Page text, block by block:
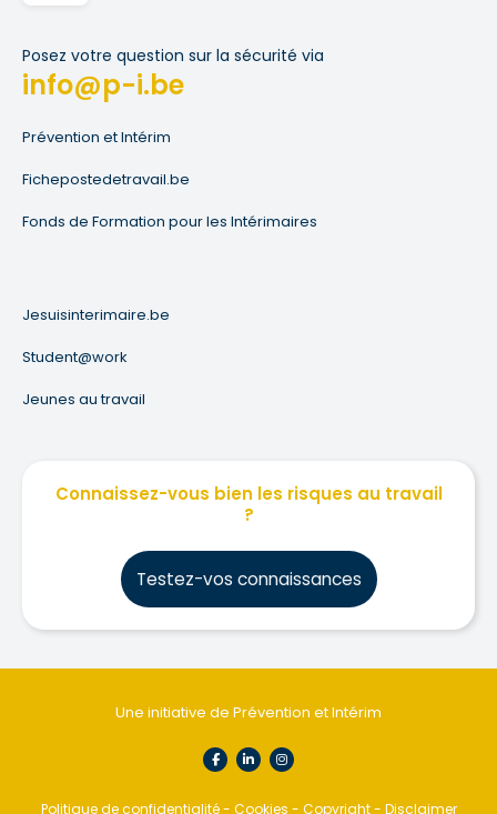
Posez votre question sur la sécurité via
info@p-i.be
Prévention et Intérim
Fichepostedetravail.be
Fonds de Formation pour les Intérimaires
Jesuisinterimaire.be
Student@work
Jeunes au travail
Connaissez-vous bien les risques au travail
?
Testez-vos connaissances
Une initiative de Prévention et Intérim
Politique de confidentialité- Cookies - Copyright- Disclaimer